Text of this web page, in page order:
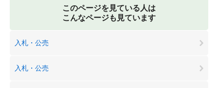
このページを見ている人は
こんなページも見ています
入札・公売
入札・公売